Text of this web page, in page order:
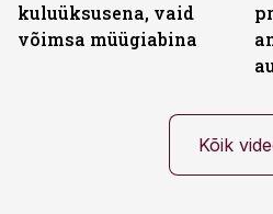
kuluüksusena, vaid
võimsa müügiabina
Kõik